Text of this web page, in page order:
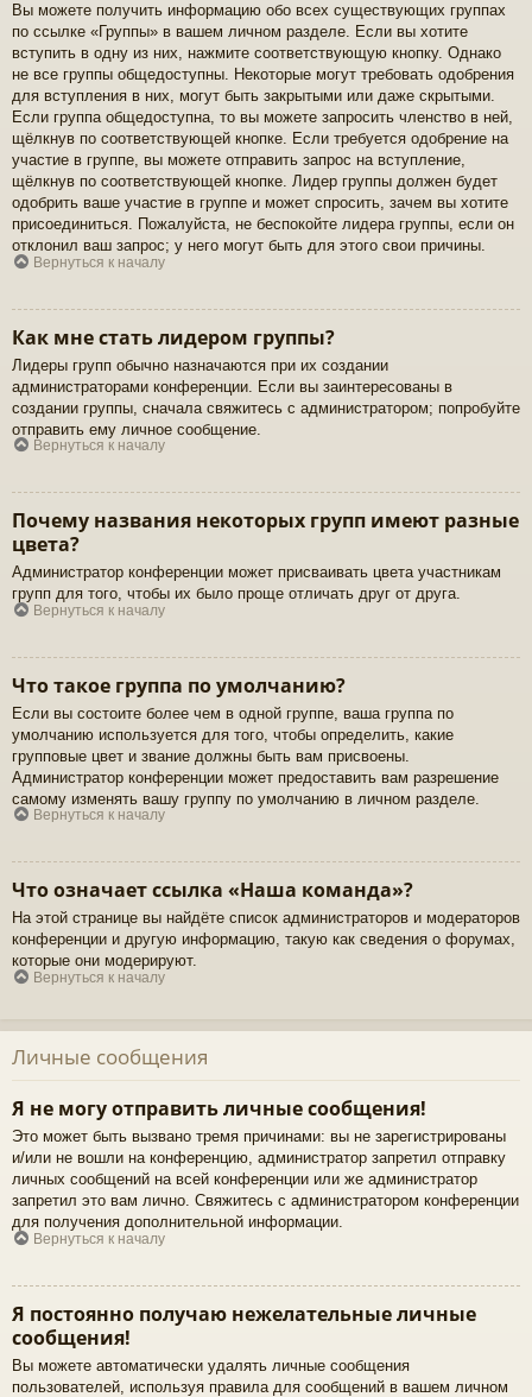
Вы можете получить информацию обо всех существующих группах
по ссылке «Группы» в вашем личном разделе. Если вы хотите
вступить в одну из них, нажмите соответствующую кнопку. Однако
не все группы общедоступны. Некоторые могут требовать одобрения
для вступления в них, могут быть закрытыми или даже скрытыми.
Если группа общедоступна, то вы можете запросить членство в ней,
щёлкнув по соответствующей кнопке. Если требуется одобрение на
участие в группе, вы можете отправить запрос на вступление,
щёлкнув по соответствующей кнопке. Лидер группы должен будет
одобрить ваше участие в группе и может спросить, зачем вы хотите
присоединиться. Пожалуйста, не беспокойте лидера группы, если он
отклонил ваш запрос; у него могут быть для этого свои причины.
Вернуться к началу
Как мне стать лидером группы?
Лидеры групп обычно назначаются при их создании
администраторами конференции. Если вы заинтересованы в
создании группы, сначала свяжитесь с администратором; попробуйте
отправить ему личное сообщение.
Вернуться к началу
Почему названия некоторых групп имеют разные
цвета?
Администратор конференции может присваивать цвета участникам
групп для того, чтобы их было проще отличать друг от друга.
Вернуться к началу
Что такое группа по умолчанию?
Если вы состоите более чем в одной группе, ваша группа по
умолчанию используется для того, чтобы определить, какие
групповые цвет и звание должны быть вам присвоены.
Администратор конференции может предоставить вам разрешение
самому изменять вашу группу по умолчанию в личном разделе.
Вернуться к началу
Что означает ссылка «Наша команда»?
На этой странице вы найдёте список администраторов и модераторов
конференции и другую информацию, такую как сведения о форумах,
которые они модерируют.
Вернуться к началу
Личные сообщения
Я не могу отправить личные сообщения!
Это может быть вызвано тремя причинами: вы не зарегистрированы
и/или не вошли на конференцию, администратор запретил отправку
личных сообщений на всей конференции или же администратор
запретил это вам лично. Свяжитесь с администратором конференции
для получения дополнительной информации.
Вернуться к началу
Я постоянно получаю нежелательные личные
сообщения!
Вы можете автоматически удалять личные сообщения
пользователей, используя правила для сообщений в вашем личном